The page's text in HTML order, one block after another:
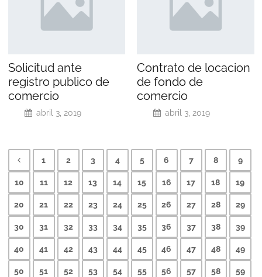
Solicitud ante
registro publico de
comercio
abril 3, 2019
Contrato de locacion
de fondo de
comercio
abril 3, 2019
1 2 3 4 5 6 7 8 9
10 11 12 13 14 15 16 17 18 19
20 21 22 23 24 25 26 27 28 29
30 31 32 33 34 35 36 37 38 39
40 41 42 43 44 45 46 47 48 49
50 51 52 53 54 55 56 57 58 59